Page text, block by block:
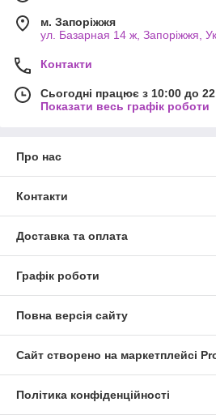
м. Запоріжжя
ул. Базарная 14 ж, Запоріжжя,
Контакти
Сьогодні працює з 10:00 до
Показати весь графік роботи
Про нас
Контакти
Доставка та оплата
Графік роботи
Повна версія сайту
Сайт створено на маркетплейсі
Політика конфіденційності